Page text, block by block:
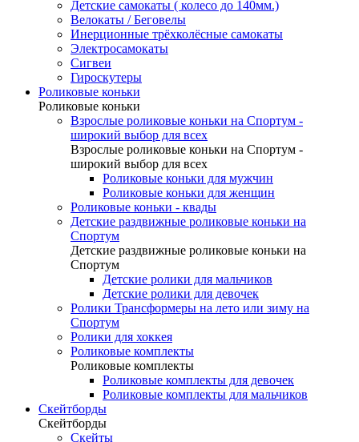
Детские самокаты ( колесо до 140мм.)
Велокаты / Беговелы
Инерционные трёхколёсные самокаты
Электросамокаты
Сигвеи
Гироскутеры
Роликовые коньки
Роликовые коньки
Взрослые роликовые коньки на Спортум -
широкий выбор для всех
Взрослые роликовые коньки на Спортум -
широкий выбор для всех
Роликовые коньки для мужчин
Роликовые коньки для женщин
Роликовые коньки - квады
Детские раздвижные роликовые коньки на
Спортум
Детские раздвижные роликовые коньки на
Спортум
Детские ролики для мальчиков
Детские ролики для девочек
Ролики Трансформеры на лето или зиму на
Спортум
Ролики для хоккея
Роликовые комплекты
Роликовые комплекты
Роликовые комплекты для девочек
Роликовые комплекты для мальчиков
Скейтборды
Скейтборды
Скейты